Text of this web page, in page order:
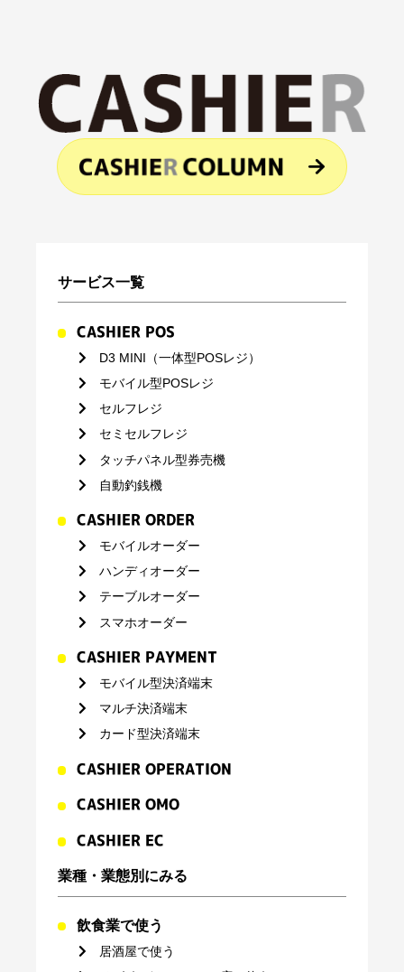
サービス一覧
CASHIER POS
D3 MINI（一体型POSレジ）
モバイル型POSレジ
セルフレジ
セミセルフレジ
タッチパネル型券売機
自動釣銭機
CASHIER ORDER
モバイルオーダー
ハンディオーダー
テーブルオーダー
スマホオーダー
CASHIER PAYMENT
モバイル型決済端末
マルチ決済端末
カード型決済端末
CASHIER OPERATION
CASHIER OMO
CASHIER EC
業種・業態別にみる
飲食業で使う
居酒屋で使う